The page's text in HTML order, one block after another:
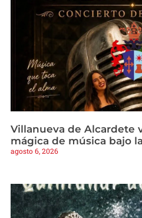
Villanueva de Alcardete
mágica de música bajo
agosto 6, 2026